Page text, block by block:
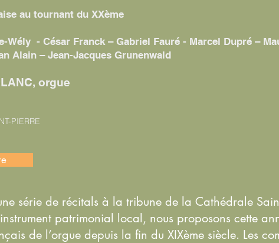
au tournant du XXème
Wély - César Franck – Gabriel Fauré - Marcel Dupré –
Alain – Jean-Jacques Grunenwald
orgue
PIERRE
série de récitals à la tribune de la Cathédrale
patrimonial local, nous proposons cette
de l’orgue depuis la fin du XIXème siècle. Les